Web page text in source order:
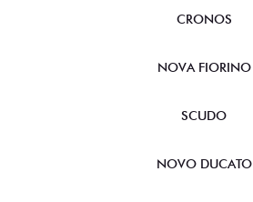
CRONOS
NOVA FIORINO
SCUDO
NOVO DUCATO